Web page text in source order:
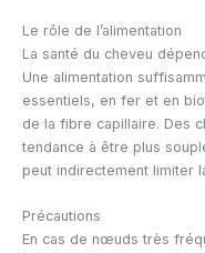
Le rôle de l’alimentation
La santé du cheveu
Une alimentation
essentiels, en fer et en
de la fibre capillaire. Des
tendance à être plus
peut indirectement limiter
Précautions
En cas de nœuds très